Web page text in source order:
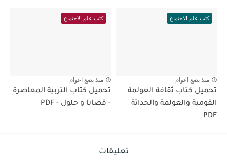
كتب علم الاجتماع
منذ بضع اعوام
تحميل كتاب ثقافة العولمة
القومية والعولمة والحداثة
PDF
كتب علم الاجتماع
منذ بضع اعوام
تحميل كتاب التربية المعاصرة
- قضايا و حلول - PDF
تعليقات